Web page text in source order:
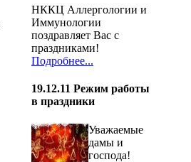
НККЦ Аллергологии и
Иммунологии
поздравляет Вас с
праздниками!
Подробнее...
19.12.11 Режим работы
в праздники
Уважаемые
дамы и
господа!